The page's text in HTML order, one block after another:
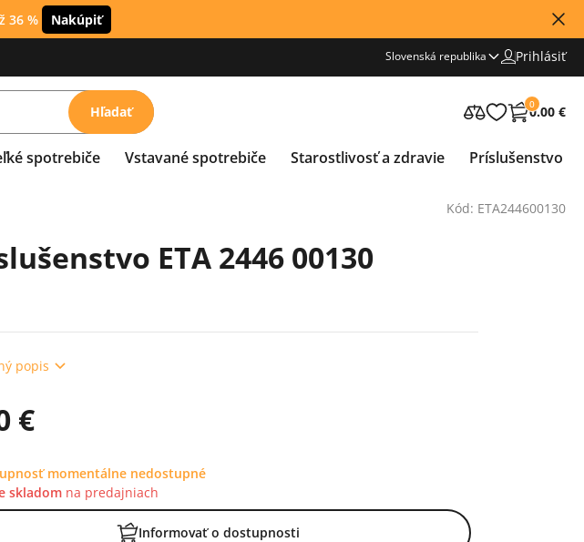
36 % Nakúpiť
Slovenská republika Prihlásiť
Hľadať 0
0.00 €
spotrebiče Vstavané spotrebiče Starostlivosť a zdravie Príslušenstvo
Kód: ETA244600130
ETA 2446 00130
0 z 5 (0 recenzí)
popis
€
momentálne nedostupné
skladom na predajniach
Informovať o dostupnosti